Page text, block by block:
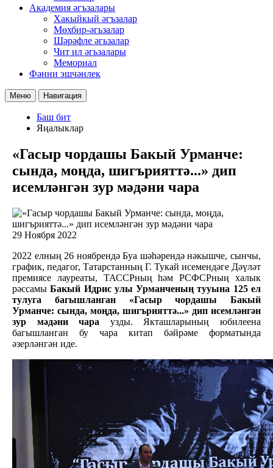
Академия әгъзалары
Хакыйкый әгъзалар
Мөхбир-әгьзалар
Шәрәфле әгьзалар
Чит ил әгьзалары
Мемориал
Фәнни эшчәнлек
Меню Навигация
Баш бит
Яңалыклар
«Гасыр чордашы Бакый Урманче:
сында, моңда, шигърияттә...» дип
исемләнгән зур мәдәни чара
29 Ноября 2022
2022 елның 26 ноябрендә Буа шәһәрендә нәкышче, сынчы,
график, педагог, Татарстанның Г. Тукай исемендәге Дәүләт
премиясе лауреаты, ТАССРның һәм РСФСРның халык
рәссамыБакый Идрис улы Урманченың тууына 125 ел
тулуга багышланган «Гасыр чордашы Бакый
Урманче: сында, моңда, шигърияттә...» дип исемләнгән
зур мәдәни чара узды. Якташларының юбилеена
багышланган бу чара китап бәйрәме форматында
әзерләнгән иде.